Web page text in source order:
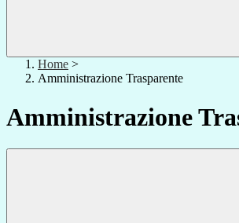
Home >
Amministrazione Trasparente
Amministrazione